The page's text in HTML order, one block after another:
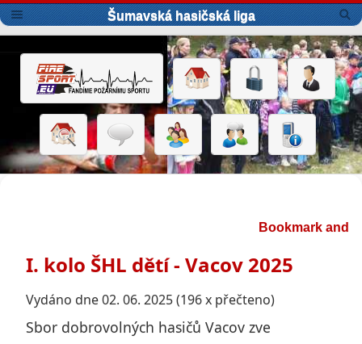
Šumavská hasičská liga
I. kolo ŠHL dětí - Vacov 2025
Vydáno dne 02. 06. 2025 (196 x přečteno)
Sbor dobrovolných hasičů Vacov zve